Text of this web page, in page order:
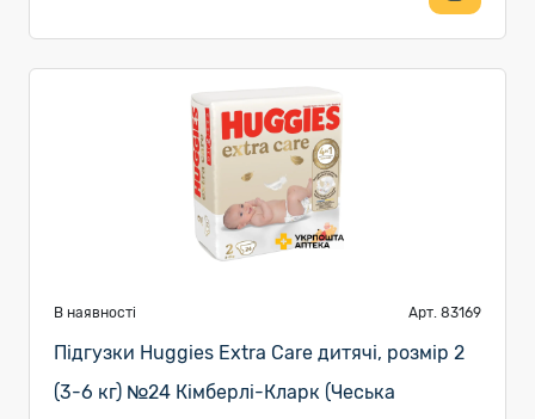
В наявності Арт. 83169
Підгузки Huggies Extra Care дитячі, розмір 2
(3-6 кг) №24 Кімберлі-Кларк (Чеська